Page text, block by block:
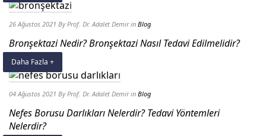
26 Ağustos 2021 By Prof. Dr. Adalet Demir in Blog
Bronşektazi Nedir? Bronşektazi Nasıl Tedavi Edilmelidir?
Daha Fazla +
04 Ağustos 2021 By Prof. Dr. Adalet Demir in Blog
Nefes Borusu Darlıkları Nelerdir? Tedavi Yöntemleri
Nelerdir?